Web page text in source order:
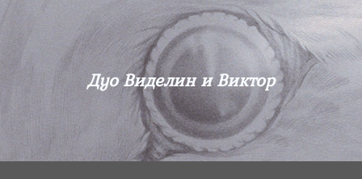
Към
съдържанието
Дуо Виделин и Виктор